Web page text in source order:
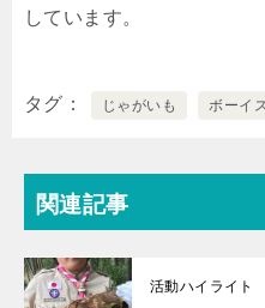
しています。
タグ じゃがいも ボーイ
関連記事
活動ハイライト